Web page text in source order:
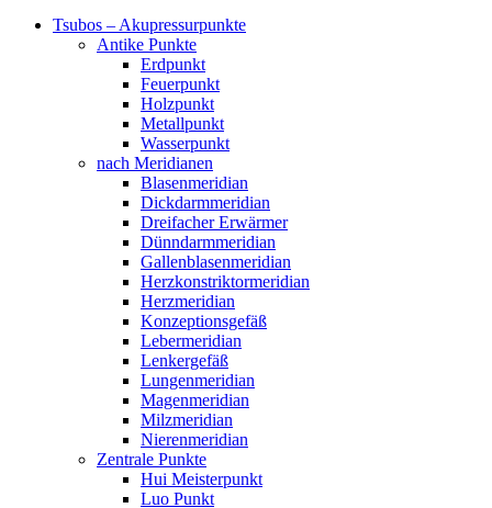
Tsubos – Akupressurpunkte
Antike Punkte
Erdpunkt
Feuerpunkt
Holzpunkt
Metallpunkt
Wasserpunkt
nach Meridianen
Blasenmeridian
Dickdarmmeridian
Dreifacher Erwärmer
Dünndarmmeridian
Gallenblasenmeridian
Herzkonstriktormeridian
Herzmeridian
Konzeptionsgefäß
Lebermeridian
Lenkergefäß
Lungenmeridian
Magenmeridian
Milzmeridian
Nierenmeridian
Zentrale Punkte
Hui Meisterpunkt
Luo Punkt